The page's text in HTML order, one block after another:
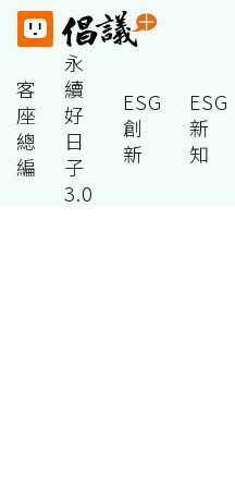
客
座
總
編
永
續
好
日
子
3.0
ESG
創
新
ESG
新
知